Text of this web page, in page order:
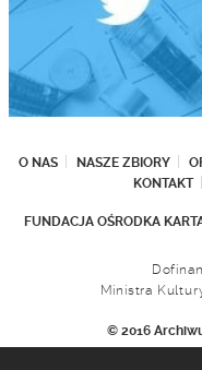
O NAS NASZE ZBIORY
KONTAKT
FUNDACJA OŚRODKA
Ministra
© 2016